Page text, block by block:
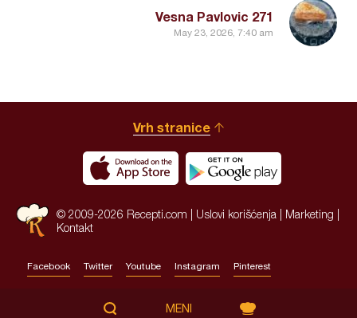
Vesna Pavlovic 271
May 23, 2026, 7:40 am
Vrh stranice
© 2009-2026 Recepti.com | Uslovi korišćenja Marketing
Kontakt
Facebook Twitter Youtube Instagram Pinterest